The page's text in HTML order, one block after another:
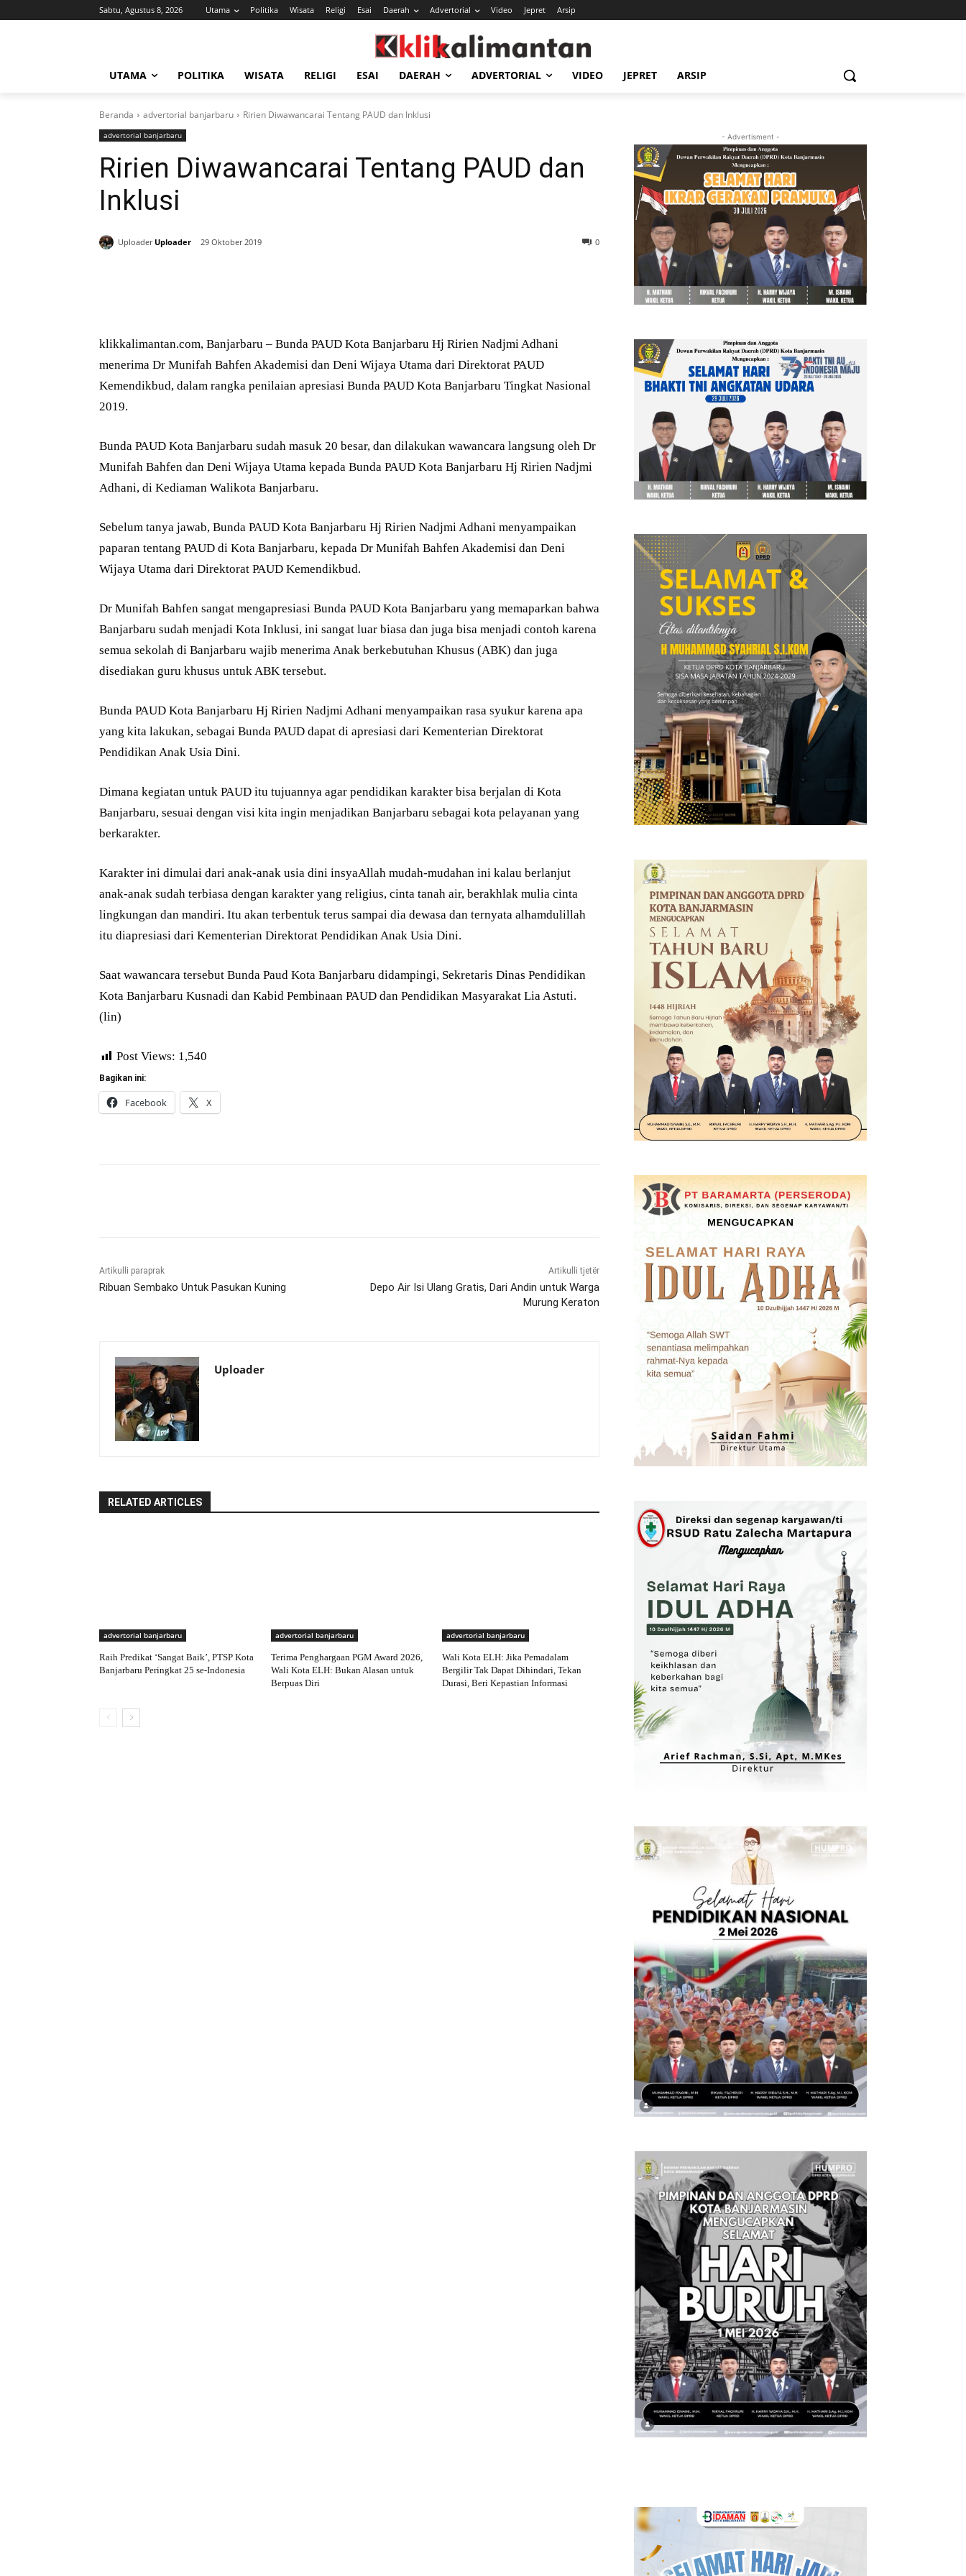
Sabtu, Agustus 8, 2026 Utama Politika Wisata Religi Esai Daerah Advertorial Video Jepret Arsip
UTAMA POLITIKA WISATA RELIGI ESAI DAERAH ADVERTORIAL VIDEO JEPRET ARSIP
Beranda advertorial banjarbaru Ririen Diwawancarai Tentang PAUD dan Inklusi
advertorial banjarbaru
Ririen Diwawancarai Tentang PAUD dan
Inklusi
Uploader Uploader 29 Oktober 2019 0
klikkalimantan.com, Banjarbaru – Bunda PAUD Kota Banjarbaru Hj Ririen Nadjmi Adhani
menerima Dr Munifah Bahfen Akademisi dan Deni Wijaya Utama dari Direktorat PAUD
Kemendikbud, dalam rangka penilaian apresiasi Bunda PAUD Kota Banjarbaru Tingkat Nasional
2019.
Bunda PAUD Kota Banjarbaru sudah masuk 20 besar, dan dilakukan wawancara langsung oleh Dr
Munifah Bahfen dan Deni Wijaya Utama kepada Bunda PAUD Kota Banjarbaru Hj Ririen Nadjmi
Adhani, di Kediaman Walikota Banjarbaru.
Sebelum tanya jawab, Bunda PAUD Kota Banjarbaru Hj Ririen Nadjmi Adhani menyampaikan
paparan tentang PAUD di Kota Banjarbaru, kepada Dr Munifah Bahfen Akademisi dan Deni
Wijaya Utama dari Direktorat PAUD Kemendikbud.
Dr Munifah Bahfen sangat mengapresiasi Bunda PAUD Kota Banjarbaru yang memaparkan bahwa
Banjarbaru sudah menjadi Kota Inklusi, ini sangat luar biasa dan juga bisa menjadi contoh karena
semua sekolah di Banjarbaru wajib menerima Anak berkebutuhan Khusus (ABK) dan juga
disediakan guru khusus untuk ABK tersebut.
Bunda PAUD Kota Banjarbaru Hj Ririen Nadjmi Adhani menyampaikan rasa syukur karena apa
yang kita lakukan, sebagai Bunda PAUD dapat di apresiasi dari Kementerian Direktorat
Pendidikan Anak Usia Dini.
Dimana kegiatan untuk PAUD itu tujuannya agar pendidikan karakter bisa berjalan di Kota
Banjarbaru, sesuai dengan visi kita ingin menjadikan Banjarbaru sebagai kota pelayanan yang
berkarakter.
Karakter ini dimulai dari anak-anak usia dini insyaAllah mudah-mudahan ini kalau berlanjut
anak-anak sudah terbiasa dengan karakter yang religius, cinta tanah air, berakhlak mulia cinta
lingkungan dan mandiri. Itu akan terbentuk terus sampai dia dewasa dan ternyata alhamdulillah
itu diapresiasi dari Kementerian Direktorat Pendidikan Anak Usia Dini.
Saat wawancara tersebut Bunda Paud Kota Banjarbaru didampingi, Sekretaris Dinas Pendidikan
Kota Banjarbaru Kusnadi dan Kabid Pembinaan PAUD dan Pendidikan Masyarakat Lia Astuti.
(lin)
Post Views: 1,540
Bagikan ini:
Facebook X
Artikulli paraprak
Ribuan Sembako Untuk Pasukan Kuning
Artikulli tjetër
Depo Air Isi Ulang Gratis, Dari Andin untuk Warga
Murung Keraton
Uploader
RELATED ARTICLES
advertorial banjarbaru
Raih Predikat ‘Sangat Baik’, PTSP Kota
Banjarbaru Peringkat 25 se-Indonesia
advertorial banjarbaru
Terima Penghargaan PGM Award 2026,
Wali Kota ELH: Bukan Alasan untuk
Berpuas Diri
advertorial banjarbaru
Wali Kota ELH: Jika Pemadalam
Bergilir Tak Dapat Dihindari, Tekan
Durasi, Beri Kepastian Informasi
- Advertisment -